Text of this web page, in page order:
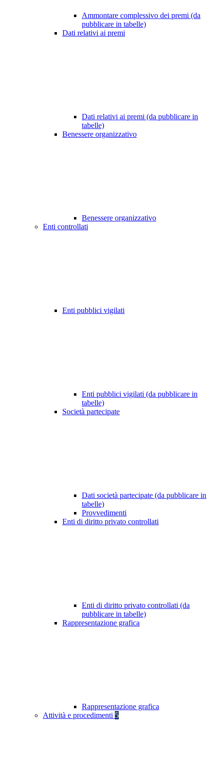
Ammontare complessivo dei premi (da
pubblicare in tabelle)
Dati relativi ai premi
Dati relativi ai premi (da pubblicare in
tabelle)
Benessere organizzativo
Benessere organizzativo
Enti controllati
Enti pubblici vigilati
Enti pubblici vigilati (da pubblicare in
tabelle)
Società partecipate
Dati società partecipate (da pubblicare in
tabelle)
Provvedimenti
Enti di diritto privato controllati
Enti di diritto privato controllati (da
pubblicare in tabelle)
Rappresentazione grafica
Rappresentazione grafica
Attività e procedimenti 5